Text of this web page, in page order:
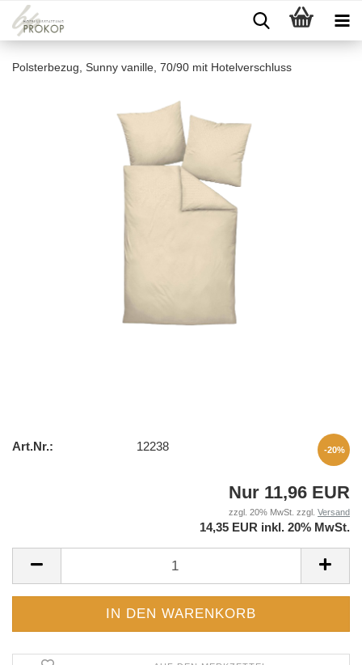
Polsterbezug, Sunny vanille, 70/90 mit Hotelverschluss
-20%
Art.Nr.: 12238
Nur 11,96 EUR
zzgl. 20% MwSt. zzgl. Versand
14,35 EUR inkl. 20% MwSt.